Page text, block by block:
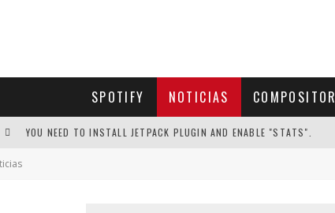
SPOTIFY NOTICIAS
YOU NEED TO INSTALL JETPACK PLUGIN AND ENABLE "STATS".